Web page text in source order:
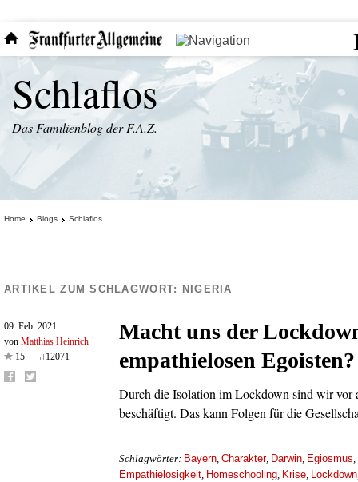
Schlaflos
Das Familienblog der F.A.Z.
Home Blogs Schlaflos
ARTIKEL ZUM SCHLAGWORT: NIGERIA
09. Feb. 2021
von Matthias Heinrich
15
12071
Macht uns der
empathielosen Egoisten?
Durch die Isolation im Lockdown sind wir vor
beschäftigt. Das kann Folgen für die
Schlagwörter: Bayern, Charakter, Darwin, Egiosmus,
Empathielosigkeit, Homeschooling, Krise, Lockdown